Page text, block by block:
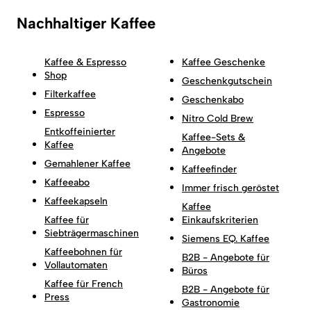
Nachhaltiger Kaffee
Kaffee & Espresso
Shop
Filterkaffee
Espresso
Entkoffeinierter
Kaffee
Gemahlener Kaffee
Kaffeeabo
Kaffeekapseln
Kaffee für
Siebträgermaschinen
Kaffeebohnen für
Vollautomaten
Kaffee für French
Press
Kaffee Geschenke
Geschenkgutschein
Geschenkabo
Nitro Cold Brew
Kaffee-Sets &
Angebote
Kaffeefinder
Immer frisch geröstet
Kaffee
Einkaufskriterien
Siemens EQ. Kaffee
B2B - Angebote für
Büros
B2B - Angebote für
Gastronomie